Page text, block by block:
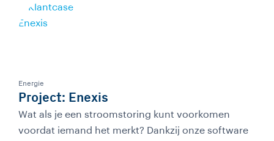
Energie
Project: Enexis
Wat als je een stroomstoring kunt voorkomen
voordat iemand het merkt? Dankzij onze software